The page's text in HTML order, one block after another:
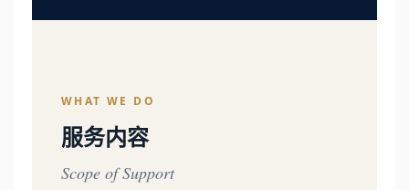
WHAT WE DO
服务内容
Scope of Support